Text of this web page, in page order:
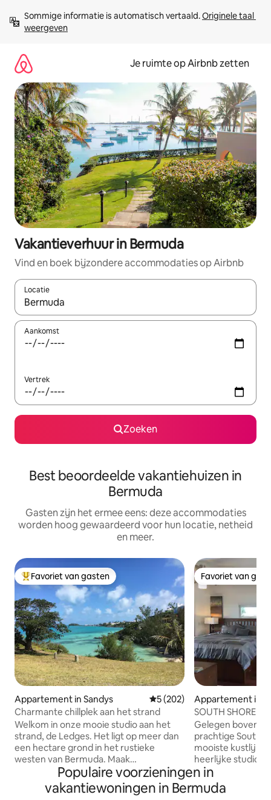
direct
naar
Sommige informatie is automatisch vertaald. Originele taal
weergeven
Je ruimte op Airbnb zetten
Vakantieverhuur in Bermuda
Vind en boek bijzondere accommodaties op Airbnb
Locatie
Wanneer er suggesties beschikbaar zijn, maak je een keuze
Aankomst
Vertrek
Zoeken
Best beoordeelde vakantiehuizen in
Bermuda
Gasten zijn het ermee eens: deze accommodaties
worden hoog gewaardeerd voor hun locatie, netheid
en meer.
Topfavoriet van gasten
Favoriet van gasten
Appartement in Sandys Gemiddelde beoordeling
5 (202)
Charmante chillplek aan het strand
Welkom in onze mooie studio aan het
strand, de Ledges. Het ligt op meer dan
een hectare grond in het rustieke
westen van Bermuda. Maak
wandelingen op onze landweg naar de
lokale boerderij. Bushalte is op een
steenworp afstand om het openbaar
Favoriet van
Favoriet van
Appartement in
n
SOUTH SHORE
Charger)
Gelegen boven
prachtige South
mooiste kustlijn)
heerlijke studio vol luxe.
airconditioning,
bed, Queen
(glasvezel),
Populaire voorzieningen in
vakantiewoningen in Bermuda